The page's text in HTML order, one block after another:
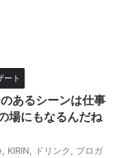
ート
のあるシーンは仕事
場にもなるんだね
KIRIN ドリンク
ブロガ